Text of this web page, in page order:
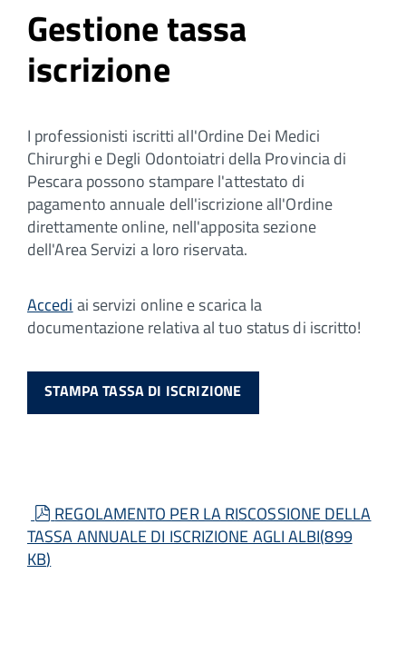
Gestione tassa
iscrizione
I professionisti iscritti all'Ordine Dei Medici
Chirurghi e Degli Odontoiatri della Provincia di
Pescara possono stampare l'attestato di
pagamento annuale dell'iscrizione all'Ordine
direttamente online, nell'apposita sezione
dell'Area Servizi a loro riservata.
Accedi ai servizi online e scarica la
documentazione relativa al tuo status di iscritto!
STAMPA TASSA DI ISCRIZIONE
pdf
REGOLAMENTO PER LA RISCOSSIONE DELLA
TASSA ANNUALE DI ISCRIZIONE AGLI ALBI(899
KB)